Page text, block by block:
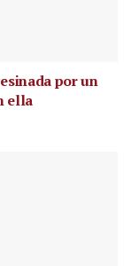
por un
ella